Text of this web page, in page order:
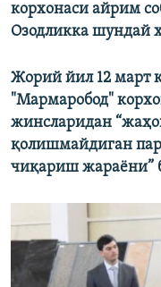
корхонаси айрим
Озодликка шундай
Жорий йил 12 март
"Мармаробод"
жинсларидан
қолишмайдиган
чиқариш жараёни”